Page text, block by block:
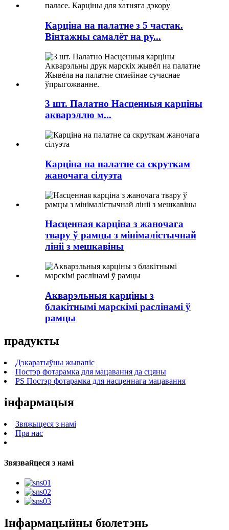
Карціна на палатне з 5 частак.
Вінтажны самалёт на ру...
3 шт. Палатно Насценныя карціны
акварэллю м...
Карціна на палатне са скруткам
жаночага сілуэта
Насценная карціна з жаночага
твару ў рамцы з мінімалістычнай
лініі з мешкавіны
Акварэльныя карціны з
блакітнымі марскімі раслінамі ў
рамцы
прадукты
Дэкаратыўны жывапіс
Постэр фотарамка для мацавання да сцяны
PS Постэр фотарамка для насценнага мацавання
інфармацыя
Звяжыцеся з намі
Пра нас
Звязвайцеся з намі
Інфармацыйны бюлетэнь